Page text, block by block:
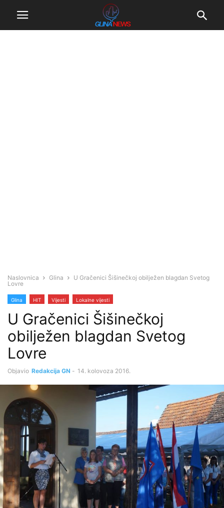
Naslovnica Glina
U Gračenici Šišinečkoj obilježen blagdan Svetog
Lovre
Glina HIT Vijesti Lokalne vijesti
U Gračenici Šišinečkoj
obilježen blagdan Svetog
Lovre
Objavio Redakcija GN - 14. kolovoza 2016.